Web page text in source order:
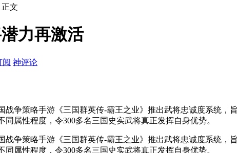
正文
力再激活
阅 神评论
战争策略手游《三国群英传-霸王之业》推出武将忠诚度系统
属性程度，令300多名三国史实武将真正发挥自身优势。
战争策略手游《三国群英传-霸王之业》推出武将忠诚度系统
属性程度，令300多名三国史实武将真正发挥自身优势。